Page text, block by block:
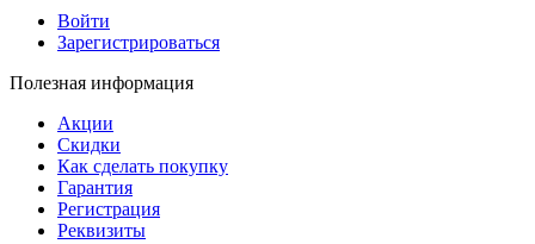
Войти
Зарегистрироваться
Полезная информация
Акции
Скидки
Как сделать покупку
Гарантия
Регистрация
Реквизиты